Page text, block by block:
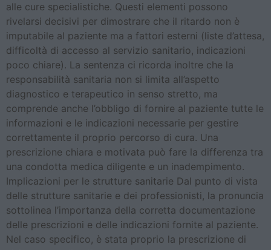
alle cure specialistiche. Questi elementi possono
rivelarsi decisivi per dimostrare che il ritardo non è
imputabile al paziente ma a fattori esterni (liste d’attesa,
difficoltà di accesso al servizio sanitario, indicazioni
poco chiare). La sentenza ci ricorda inoltre che la
responsabilità sanitaria non si limita all’aspetto
diagnostico e terapeutico in senso stretto, ma
comprende anche l’obbligo di fornire al paziente tutte le
informazioni e le indicazioni necessarie per gestire
correttamente il proprio percorso di cura. Una
prescrizione chiara e motivata può fare la differenza tra
una condotta medica diligente e un inadempimento.
Implicazioni per le strutture sanitarie Dal punto di vista
delle strutture sanitarie e dei professionisti, la pronuncia
sottolinea l’importanza della corretta documentazione
delle prescrizioni e delle indicazioni fornite al paziente.
Nel caso specifico, è stata proprio la prescrizione di